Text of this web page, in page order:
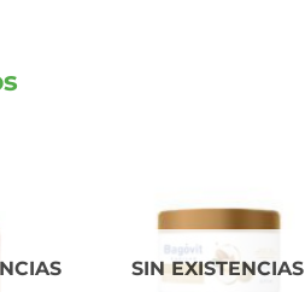
SIN EXISTENCIAS